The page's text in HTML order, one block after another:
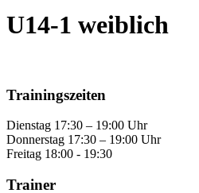
U14-1 weiblich
Trainingszeiten
Dienstag 17:30 – 19:00 Uhr
Donnerstag 17:30 – 19:00 Uhr
Freitag 18:00 - 19:30
Trainer